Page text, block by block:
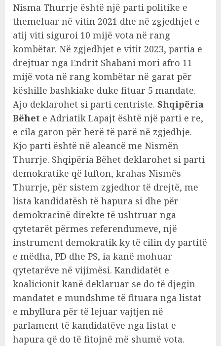
Nisma Thurrje është një parti politike e
themeluar në vitin 2021 dhe në zgjedhjet e
atij viti siguroi 10 mijë vota në rang
kombëtar. Në zgjedhjet e vitit 2023, partia e
drejtuar nga Endrit Shabani mori afro 11
mijë vota në rang kombëtar në garat për
këshille bashkiake duke fituar 5 mandate.
Ajo deklarohet si parti centriste. Shqipëria
Bëhet e Adriatik Lapajt është një parti e re,
e cila garon për herë të parë në zgjedhje.
Kjo parti është në aleancë me Nismën
Thurrje. Shqipëria Bëhet deklarohet si parti
demokratike që lufton, krahas Nismës
Thurrje, për sistem zgjedhor të drejtë, me
lista kandidatësh të hapura si dhe për
demokracinë direkte të ushtruar nga
qytetarët përmes referendumeve, një
instrument demokratik ky të cilin dy partitë
e mëdha, PD dhe PS, ia kanë mohuar
qytetarëve në vijimësi. Kandidatët e
koalicionit kanë deklaruar se do të djegin
mandatet e mundshme të fituara nga listat
e mbyllura për të lejuar vajtjen në
parlament të kandidatëve nga listat e
hapura që do të fitojnë më shumë vota.